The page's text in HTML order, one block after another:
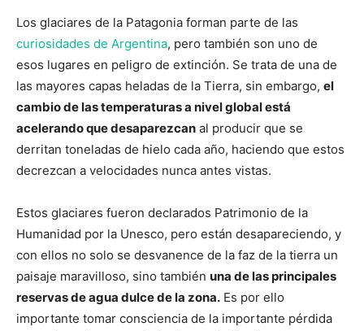
Los glaciares de la Patagonia forman parte de las
curiosidades de Argentina, pero también son uno de
esos lugares en peligro de extinción. Se trata de una de
las mayores capas heladas de la Tierra, sin embargo, el
cambio de las temperaturas a nivel global está
acelerando que desaparezcan al producir que se
derritan toneladas de hielo cada año, haciendo que estos
decrezcan a velocidades nunca antes vistas.
Estos glaciares fueron declarados Patrimonio de la
Humanidad por la Unesco, pero están desapareciendo, y
con ellos no solo se desvanence de la faz de la tierra un
paisaje maravilloso, sino también una de las principales
reservas de agua dulce de la zona. Es por ello
importante tomar consciencia de la importante pérdida